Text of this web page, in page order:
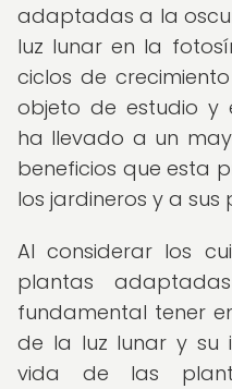
adaptadas a la
luz lunar en la
ciclos de
objeto de estudio y
ha llevado a un
beneficios que esta
los jardineros y a sus
Al considerar los
plantas
fundamental tener
de la luz lunar y su
vida de las